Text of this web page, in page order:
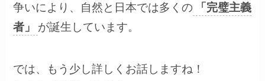
争いにより、自然と日本では多くの
「完璧主義
者」
が誕生しています。
では、もう少し詳しくお話しますね！